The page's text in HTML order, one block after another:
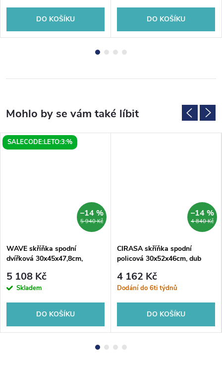
DO KOŠÍKU DO KOŠÍKU
SALECODE:LETO:3:%
5 940 Kč
–14 %
WAVE skříňka spodní
dvířková 30x45x47,8cm,
5 108 Kč
Skladem
DO KOŠÍKU
4 840 Kč
–14 %
CIRASA skříňka spodní
policová 30x52x46cm, dub
4 162 Kč
Dodání do 6ti týdnů
DO KOŠÍKU